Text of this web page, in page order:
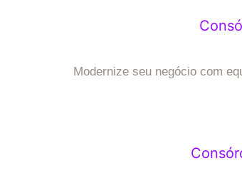
Modernize seu negócio com